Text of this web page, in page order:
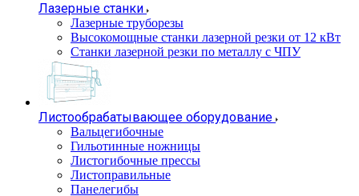
Лазерные станки
Лазерные труборезы
Высокомощные станки лазерной резки от 12 кВт
Станки лазерной резки по металлу с ЧПУ
Листообрабатывающее оборудование
Вальцегибочные
Гильотинные ножницы
Листогибочные прессы
Листоправильные
Панелегибы